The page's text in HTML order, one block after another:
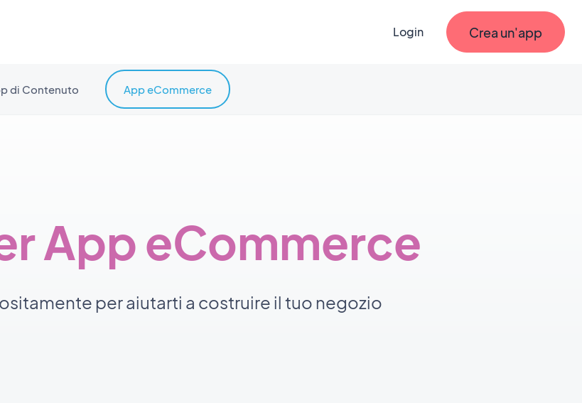
Login Crea un'app
App eCommerce
per aiutarti a costruire il tuo negozio
di Contenuto App eCommerce